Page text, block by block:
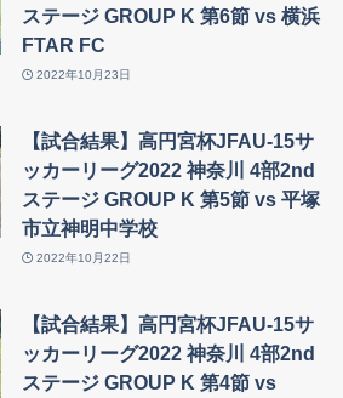
ステージ GROUP K 第6節 vs 横浜
FTAR FC
2022年10月23日
【試合結果】高円宮杯JFAU-15サ
ッカーリーグ2022 神奈川 4部2nd
ステージ GROUP K 第5節 vs 平塚
市立神明中学校
2022年10月22日
【試合結果】高円宮杯JFAU-15サ
ッカーリーグ2022 神奈川 4部2nd
ステージ GROUP K 第4節 vs